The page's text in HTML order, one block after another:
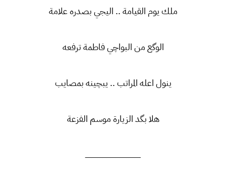
ملك يوم القيامة .. اليجي بصدره علامة
الوگع من البواچي فاطمة ترفعه
ينول اعله المراتب .. يبچينه بمصايب
هلا بگد الزيارة موسم الفزعة
ـــــــــــــــــــــــــــــــــــــــــــــــــــــــ